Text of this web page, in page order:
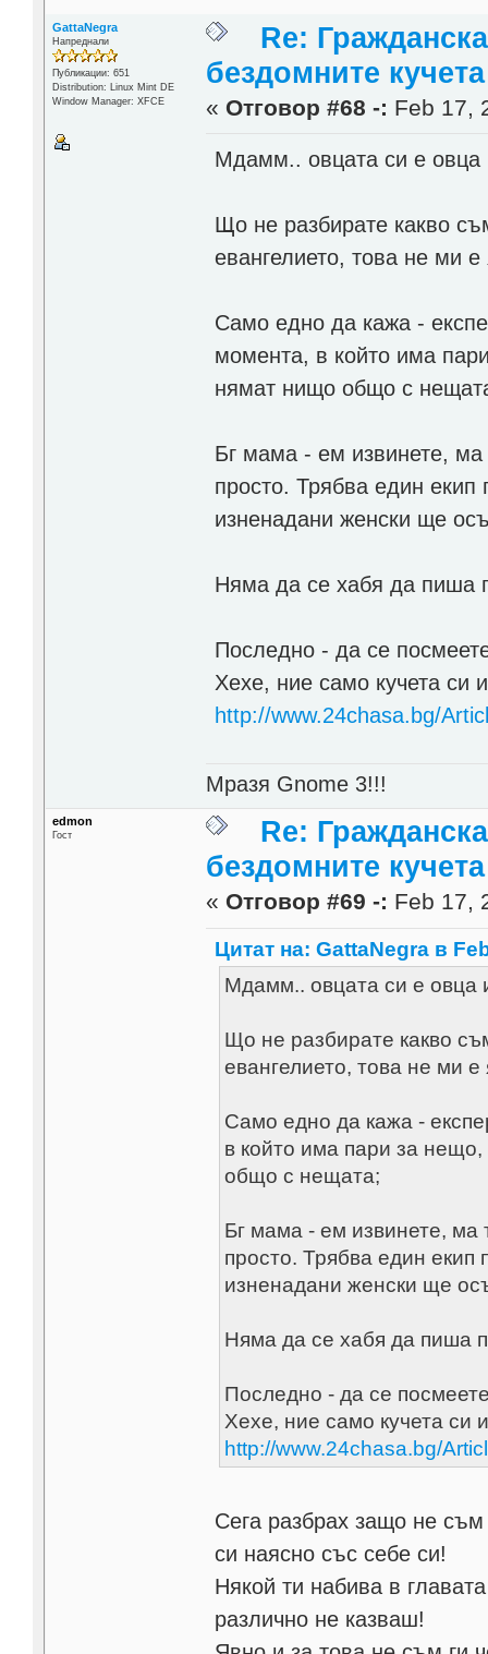
GattaNegra
Напреднали
Публикации: 651
Distribution: Linux Mint DE
Window Manager: XFCE
Re:
бездомните кучета
« Отговор #68 -: Feb 17,
Мдамм.. овцата си е овца
Що не разбирате какво
евангелието, това не ми е
Само едно да кажа -
момента, в който има
нямат нищо общо с
Бг мама - ем извинете,
просто. Трябва един екип
изненадани женски ще
Няма да се хабя да пиша
Последно - да се
Хехе, ние само кучета
http://www.24chasa.bg/
Мразя Gnome 3!!!
edmon
Гост
Re:
бездомните кучета
« Отговор #69 -: Feb 17,
Цитат на: GattaNegra в
Мдамм.. овцата си е овца
Що не разбирате какво
евангелието, това не ми е
Само едно да кажа -
в който има пари за
общо с нещата;
Бг мама - ем извинете, ма
просто. Трябва един екип
изненадани женски ще
Няма да се хабя да пиша
Последно - да се
Хехе, ние само кучета си
http://www.24chasa.bg/
Сега разбрах защо не
си наясно със себе си!
Някой ти набива в
различно не казваш!